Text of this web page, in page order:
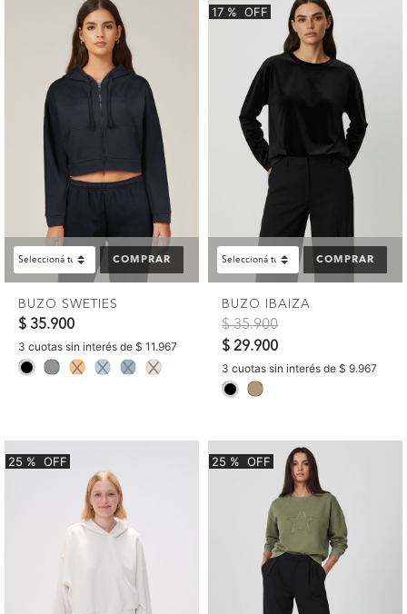
COMPRAR
BUZO SWETIES
$ 35.900
3 cuotas sin interés de $ 11.967
selected
17 % OFF
COMPRAR
BUZO IBAIZA
Precio reducido de
$ 35.900a
$ 29.900
3 cuotas sin interés de $ 9.967
selected
25 % OFF 25 % OFF